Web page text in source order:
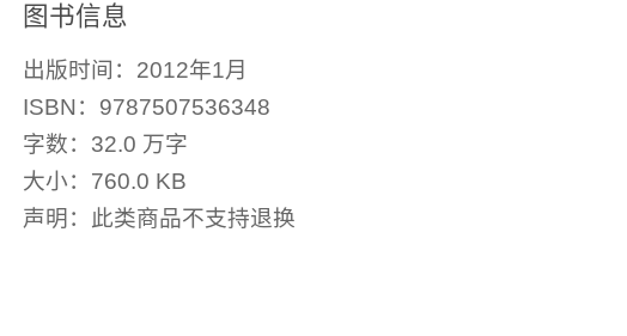
图书信息
出版时间： 2012年1月
ISBN： 9787507536348
字数： 32.0 万字
大小： 760.0 KB
声明：
此类商品不支持退换